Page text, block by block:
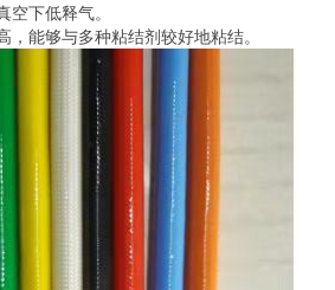
空下低释气。
，能够与多种粘结剂较好地粘结。